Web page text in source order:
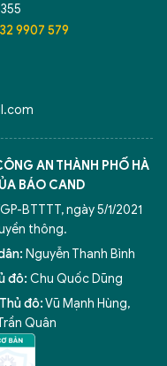
9907 579
AN THÀNH PHỐ HÀ
BÁO CAND
BTTTT, ngày 5/1/2021
thông.
Nguyễn Thanh Bình
đô: Chu Quốc Dũng
đô:Vũ Mạnh Hùng,
Quân